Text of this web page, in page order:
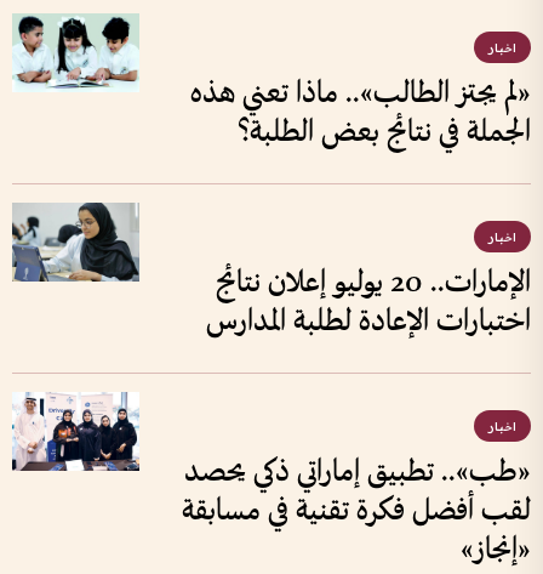
اخبار
«لم يجتز الطالب».. ماذا تعني هذه
الجملة في نتائج بعض الطلبة؟
اخبار
الإمارات.. 20 يوليو إعلان نتائج
اختبارات الإعادة لطلبة المدارس
اخبار
«طب».. تطبيق إماراتي ذكي يحصد
لقب أفضل فكرة تقنية في مسابقة
«إنجاز»